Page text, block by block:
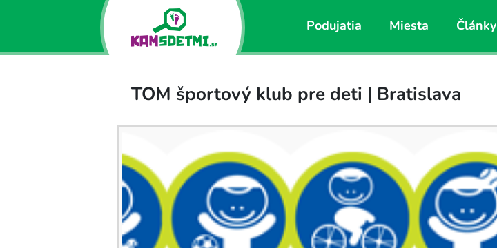
Podujatia Miesta Články
TOM športový klub pre deti | Bratislava